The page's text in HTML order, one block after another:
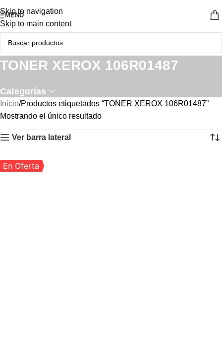
Skip to navigation
Skip to main content
MENÚ
TONER XEROX 106R01487
Categorías
Inicio Productos etiquetados “TONER XEROX 106R01487”
Mostrando el único resultado
Ver barra lateral
En Oferta